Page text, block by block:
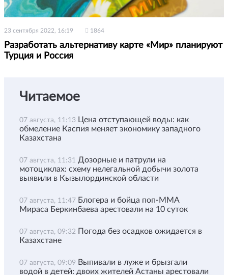
23 сентября 2022, 16:19 1864
Разработать альтернативу карте «Мир» планируют
Турция и Россия
Читаемое
07 августа, 11:13 Цена отступающей воды: как
обмеление Каспия меняет экономику западного
Казахстана
07 августа, 11:31 Дозорные и патрули на
мотоциклах: схему нелегальной добычи золота
выявили в Кызылординской области
07 августа, 11:47 Блогера и бойца поп-ММА
Мираса Беркинбаева арестовали на 10 суток
07 августа, 09:32 Погода без осадков ожидается в
Казахстане
07 августа, 09:09 Выпивали в луже и брызгали
водой в детей: двоих жителей Астаны арестовали